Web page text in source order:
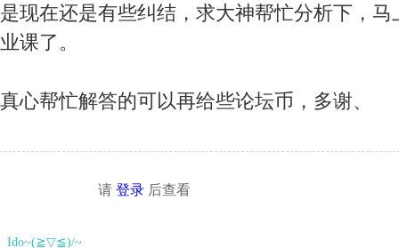
是现在还是有些纠结，求大神帮忙分析下，
业课了。
真心帮忙解答的可以再给些论坛币，多谢、
Ido~(≧▽≦)/~
请 登录 后查看